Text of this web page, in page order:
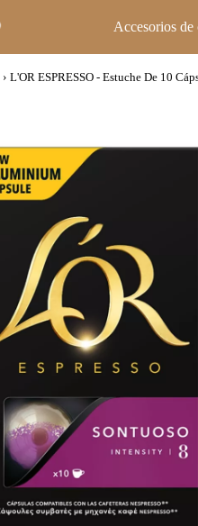
Accesorios de
› L'OR ESPRESSO - Estuche De 10